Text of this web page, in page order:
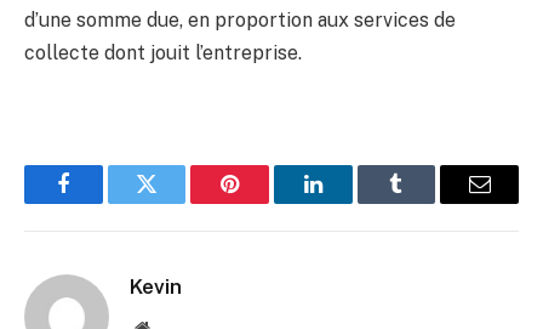
d’une somme due, en proportion aux services de
collecte dont jouit l’entreprise.
FacebookTwitter Pinterest LinkedInTumblr Email
Kevin